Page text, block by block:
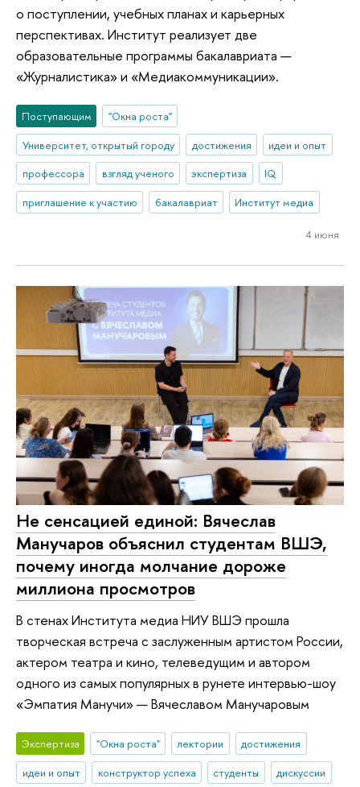
о поступлении, учебных планах и карьерных
перспективах. Институт реализует две
образовательные программы бакалавриата —
«Журналистика» и «Медиакоммуникации».
Поступающим
"Окна роста"
Университет, открытый городу
достижения
идеи и опыт
профессора
взгляд ученого экспертиза
IQ
приглашение к участию
бакалавриат Институт медиа
4 июня
Не сенсацией единой: Вячеслав
Манучаров объяснил студентам ВШЭ,
почему иногда молчание дороже
миллиона просмотров
В стенах Института медиа НИУ ВШЭ прошла
творческая встреча с заслуженным артистом России,
актером театра и кино, телеведущим и автором
одного из самых популярных в рунете интервью-шоу
«Эмпатия Манучи» — Вячеславом Манучаровым
Экспертиза "Окна роста" лектории
достижения
идеи и опыт
конструктор успеха студенты
дискуссии